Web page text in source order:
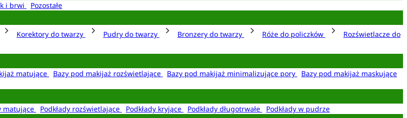
i brwi
Pozostałe
Korektory do twarzy Pudry do twarzy Bronzery do twarzy Róże do policzków
Rozświetlacze do
matujące Bazy pod makijaż rozświetlające Bazy pod makijaż minimalizujące pory
Bazy pod makijaż maskujące
matujące Podkłady rozświetlające Podkłady kryjące Podkłady długotrwałe
Podkłady w pudrze